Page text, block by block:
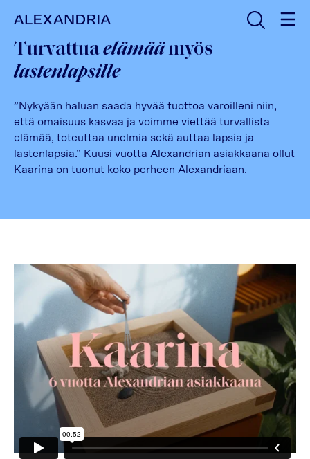
Etusivulle Avaa haku
Turvattuaelämäämyös
lastenlapsille
”Nykyään haluan saada hyvää tuottoa varoilleni niin,
että omaisuus kasvaa ja voimme viettää turvallista
elämää, toteuttaa unelmia sekä auttaa lapsia ja
lastenlapsia.” Kuusi vuotta Alexandrian asiakkaana ollut
Kaarina on tuonut koko perheen Alexandriaan.